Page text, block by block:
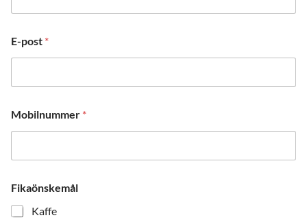
E-post *
Mobilnummer *
Fikaönskemål
Kaffe